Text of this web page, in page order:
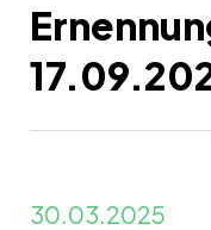
30.03.2025